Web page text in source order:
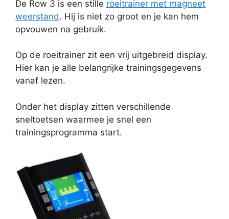
De Row 3 is een stille roeitrainer met magneet
weerstand. Hij is niet zo groot en je kan hem
opvouwen na gebruik.
Op de roeitrainer zit een vrij uitgebreid display.
Hier kan je alle belangrijke trainingsgegevens
vanaf lezen.
Onder het display zitten verschillende
sneltoetsen waarmee je snel een
trainingsprogramma start.